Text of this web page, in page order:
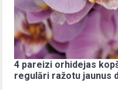
4 pareizi orhidejas
regulāri ražotu jaunus